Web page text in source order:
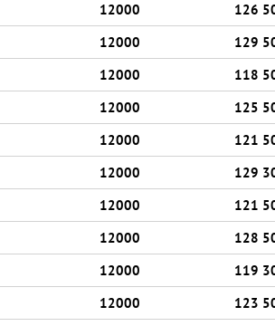
12000 126
12000 129
12000 118
12000 125
12000 121
12000 129
12000 121
12000 128
12000 119
12000 123